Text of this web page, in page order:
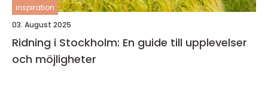
inspiration
03. August 2025
Ridning i Stockholm: En guide till upplevelser
och möjligheter